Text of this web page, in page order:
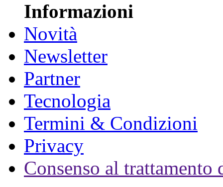
Informazioni
Novità
Newsletter
Partner
Tecnologia
Termini & Condizioni
Privacy
Consenso al trattamento